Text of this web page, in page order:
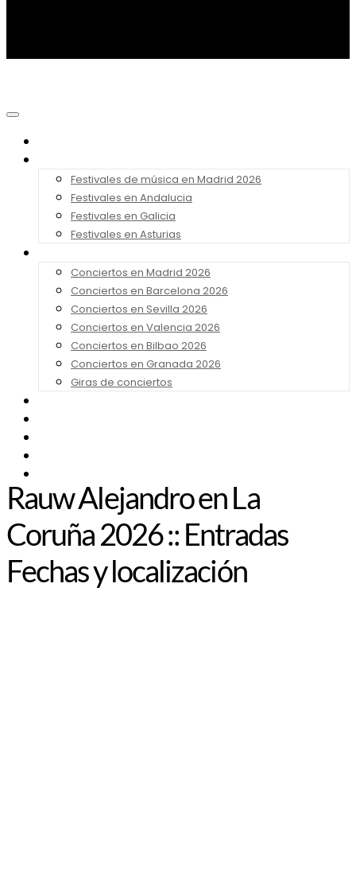
Festivales de música en Madrid 2026
Festivales en Andalucia
Festivales en Galicia
Festivales en Asturias
Conciertos en Madrid 2026
Conciertos en Barcelona 2026
Conciertos en Sevilla 2026
Conciertos en Valencia 2026
Conciertos en Bilbao 2026
Conciertos en Granada 2026
Giras de conciertos
Rauw Alejandro en La
Coruña 2026 :: Entradas
Fechas y localización